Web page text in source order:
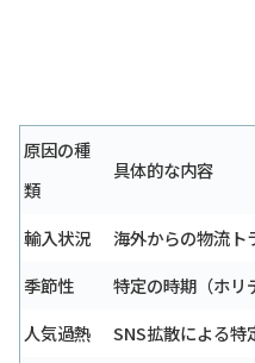
原因の種
類
具体的な内容
輸入状況
海外からの物流ト
季節性
特定の時期（ホリ
人気過熱
SNS拡散による特